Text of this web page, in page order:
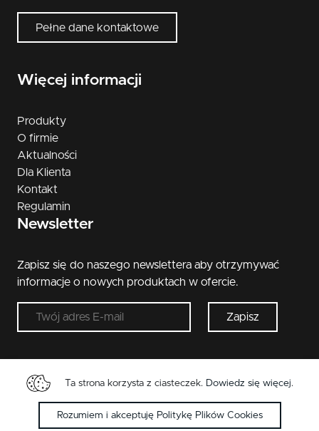
Pełne dane kontaktowe
Więcej informacji
Produkty
O firmie
Aktualności
Dla Klienta
Kontakt
Regulamin
Newsletter
Zapisz się do naszego newslettera aby otrzymywać
informacje o nowych produktach w ofercie.
Zapisz
Copyright © 2026 Metal-Bud. Wszelkie przwa
zastrzeżone.
Ta strona korzysta z ciasteczek. Dowiedz się więcej.
Rozumiem i akceptuję Politykę Plików Cookies